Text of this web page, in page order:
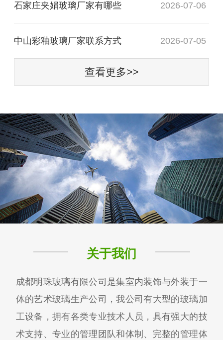
石家庄夹娟玻璃厂家有哪些 2026-07-06
中山彩釉玻璃厂家联系方式 2026-07-05
查看更多>>
关于我们
成都明珠玻璃有限公司是集室内装饰与外装于一
体的艺术玻璃生产公司，我公司有大型的玻璃加
工设备，拥有各类专业技术人员，具有强大的技
术支持、专业的管理团队和体制、完整的管理体